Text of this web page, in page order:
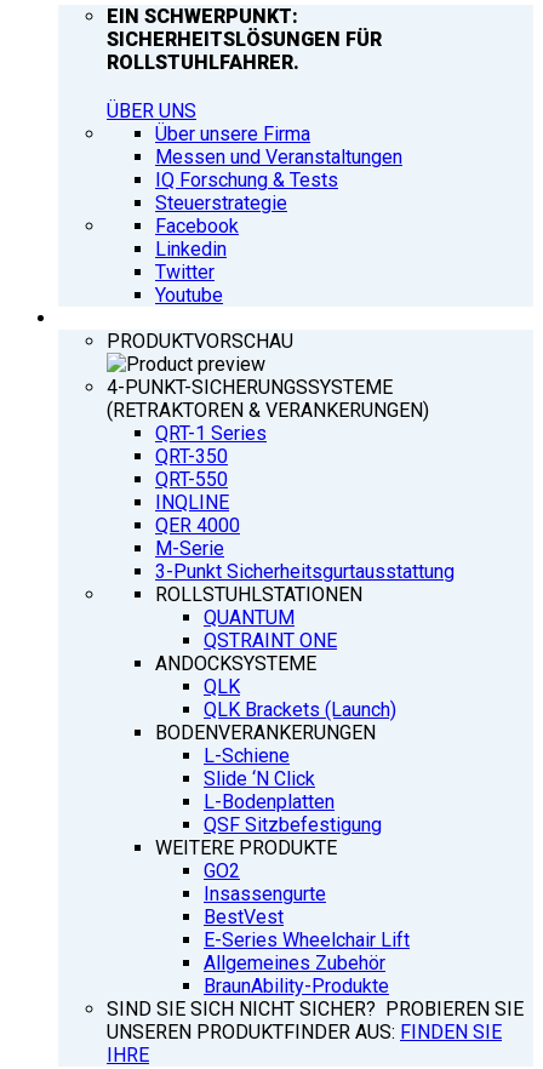
EIN SCHWERPUNKT:
SICHERHEITSLÖSUNGEN FÜR
ROLLSTUHLFAHRER.
ÜBER UNS
Über unsere Firma
Messen und Veranstaltungen
IQ Forschung & Tests
Steuerstrategie
Facebook
Linkedin
Twitter
Youtube
PRODUKTVORSCHAU
4-PUNKT-SICHERUNGSSYSTEME
(RETRAKTOREN & VERANKERUNGEN)
QRT-1 Series
QRT-350
QRT-550
INQLINE
QER 4000
M-Serie
3-Punkt Sicherheitsgurtausstattung
ROLLSTUHLSTATIONEN
QUANTUM
QSTRAINT ONE
ANDOCKSYSTEME
QLK
QLK Brackets (Launch)
BODENVERANKERUNGEN
L-Schiene
Slide ‘N Click
L-Bodenplatten
QSF Sitzbefestigung
WEITERE PRODUKTE
GO2
Insassengurte
BestVest
E-Series Wheelchair Lift
Allgemeines Zubehör
BraunAbility-Produkte
SIND SIE SICH NICHT SICHER? PROBIEREN SIE
UNSEREN PRODUKTFINDER AUS: FINDEN SIE
IHRE